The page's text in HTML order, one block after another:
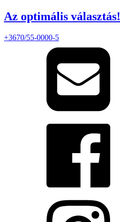
Az optimális választás!
+3670/55-0000-5